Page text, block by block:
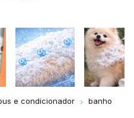
e condicionador
banho